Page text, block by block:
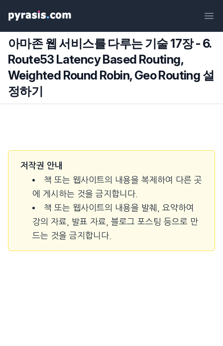
아마존 웹 서비스를 다루는 기술 17장 - 6.
Route53 Latency Based Routing,
Weighted Round Robin, Geo Routing 설
정하기
저작권 안내
책 또는 웹사이트의 내용을 복제하여 다른 곳
에 게시하는 것을 금지합니다.
책 또는 웹사이트의 내용을 발췌, 요약하여
강의 자료, 발표 자료, 블로그 포스팅 등으로 만
드는 것을 금지합니다.